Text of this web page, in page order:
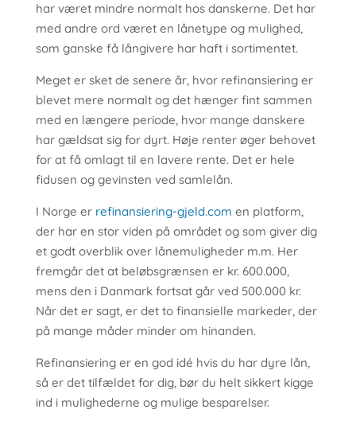
har været mindre normalt hos danskerne. Det har
med andre ord været en lånetype og mulighed,
som ganske få långivere har haft i sortimentet.
Meget er sket de senere år, hvor refinansiering er
blevet mere normalt og det hænger fint sammen
med en længere periode, hvor mange danskere
har gældsat sig for dyrt. Høje renter øger behovet
for at få omlagt til en lavere rente. Det er hele
fidusen og gevinsten ved samlelån.
I Norge er refinansiering-gjeld.com en platform,
der har en stor viden på området og som giver dig
et godt overblik over lånemuligheder m.m. Her
fremgår det at beløbsgrænsen er kr. 600.000,
mens den i Danmark fortsat går ved 500.000 kr.
Når det er sagt, er det to finansielle markeder, der
på mange måder minder om hinanden.
Refinansiering er en god idé hvis du har dyre lån,
så er det tilfældet for dig, bør du helt sikkert kigge
ind i mulighederne og mulige besparelser.